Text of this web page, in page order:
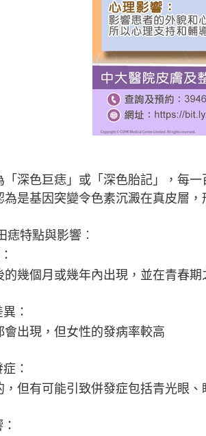
「深色巨痣」或「深色胎記」，每
為是基因突變令色素沉澱在真皮層，
痣特點與影響︰
的幾個月或幾年內出現，並在青春期
：
會出現，但女性的發病率較高
：
，但有可能引致併發症包括青光眼